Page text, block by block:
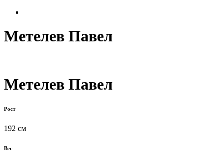
Метелев Павел
Метелев Павел
Рост
192 см
Вес